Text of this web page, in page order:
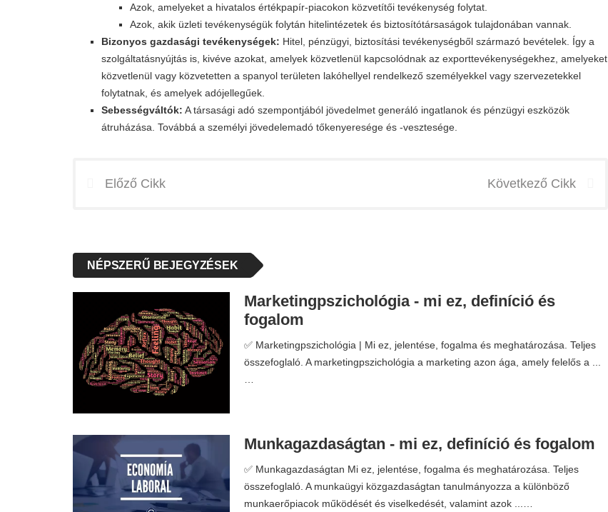
Azok, amelyeket a hivatalos értékpapír-piacokon közvetítői tevékenység folytat.
Azok, akik üzleti tevékenységük folytán hitelintézetek és biztosítótársaságok tulajdonában vannak.
Bizonyos gazdasági tevékenységek: Hitel, pénzügyi, biztosítási tevékenységből származó bevételek. Így a
szolgáltatásnyújtás is, kivéve azokat, amelyek közvetlenül kapcsolódnak az exporttevékenységekhez, amelyeket
közvetlenül vagy közvetetten a spanyol területen lakóhellyel rendelkező személyekkel vagy szervezetekkel
folytatnak, és amelyek adójellegűek.
Sebességváltók: A társasági adó szempontjából jövedelmet generáló ingatlanok és pénzügyi eszközök
átruházása. Továbbá a személyi jövedelemadó tőkenyeresége és -vesztesége.
Előző Cikk Következő Cikk
NÉPSZERŰ BEJEGYZÉSEK
Marketingpszichológia - mi ez, definíció és
fogalom
✅ Marketingpszichológia | Mi ez, jelentése, fogalma és meghatározása. Teljes
összefoglaló. A marketingpszichológia a marketing azon ága, amely felelős a ...
Munkagazdaságtan - mi ez, definíció és fogalom
✅ Munkagazdaságtan Mi ez, jelentése, fogalma és meghatározása. Teljes
összefoglaló. A munkaügyi közgazdaságtan tanulmányozza a különböző
munkaerőpiacok működését és viselkedését, valamint azok ...…